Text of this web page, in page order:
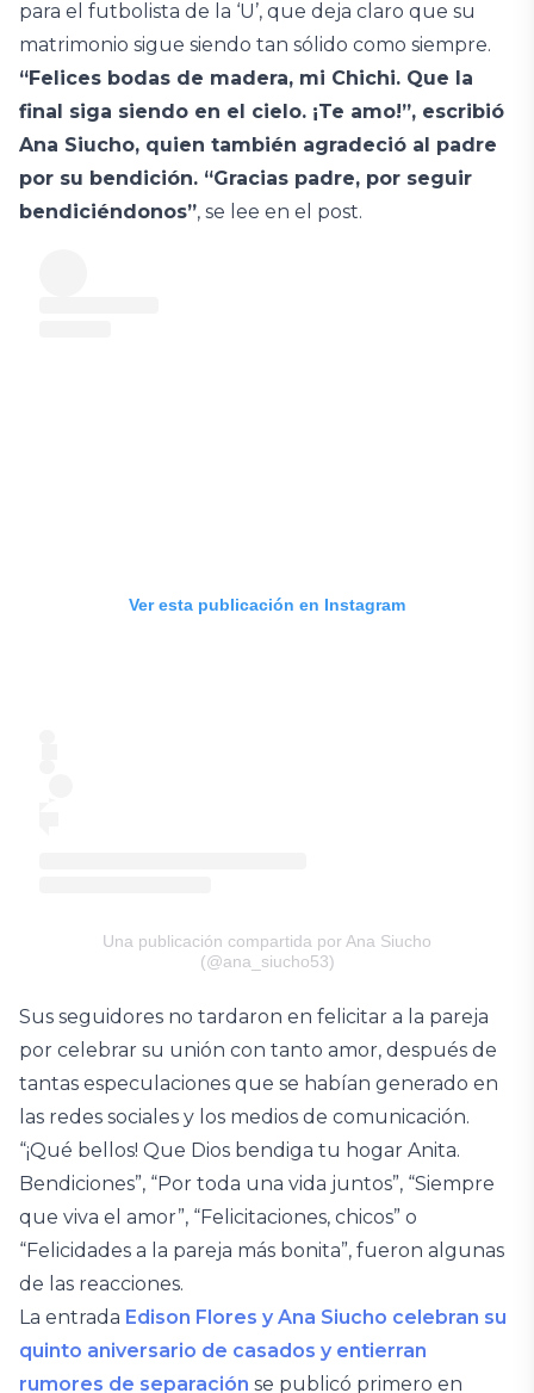
para el futbolista de la ‘U’, que deja claro que su
matrimonio sigue siendo tan sólido como siempre.
“Felices bodas de madera, mi Chichi. Que la
final siga siendo en el cielo. ¡Te amo!”, escribió
Ana Siucho, quien también agradeció al padre
por su bendición. “Gracias padre, por seguir
bendiciéndonos”, se lee en el post.
Ver esta publicación en Instagram
Una publicación compartida por Ana Siucho
(@ana_siucho53)
Sus seguidores no tardaron en felicitar a la pareja
por celebrar su unión con tanto amor, después de
tantas especulaciones que se habían generado en
las redes sociales y los medios de comunicación.
“¡Qué bellos! Que Dios bendiga tu hogar Anita.
Bendiciones”, “Por toda una vida juntos”, “Siempre
que viva el amor”, “Felicitaciones, chicos” o
“Felicidades a la pareja más bonita”, fueron algunas
de las reacciones.
La entrada Edison Flores y Ana Siucho celebran su
quinto aniversario de casados y entierran
rumores de separación se publicó primero en